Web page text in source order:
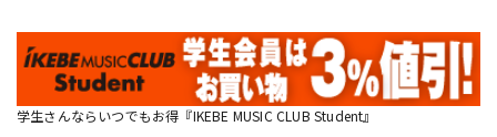
学生さんならいつでもお得『IKEBE MUSIC CLUB Student』